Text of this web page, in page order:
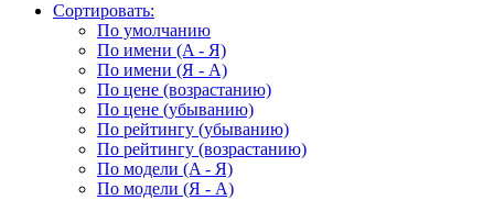
Сортировать:
По умолчанию
По имени (A - Я)
По имени (Я - A)
По цене (возрастанию)
По цене (убыванию)
По рейтингу (убыванию)
По рейтингу (возрастанию)
По модели (A - Я)
По модели (Я - A)